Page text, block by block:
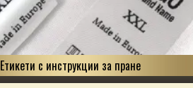
Етикети с инструкции за пране